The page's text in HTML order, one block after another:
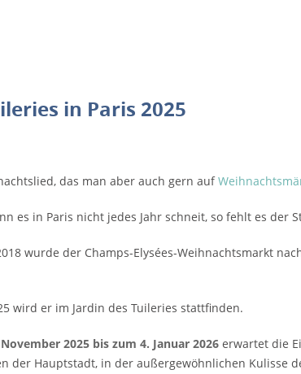
in Paris 2025
das man aber auch gern auf
es in Paris nicht jedes Jahr schneit, so fehlt es der
wurde der Champs-Elysées-Weihnachtsmarkt
wird er im Jardin des Tuileries stattfinden.
2025 bis zum 4. Januar 2026 erwartet die
der Hauptstadt, in der außergewöhnlichen Kulisse